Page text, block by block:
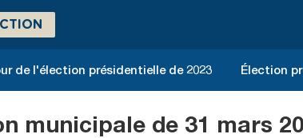
de l'élection présidentielle de 2023 Élection
municipale de 31 mars